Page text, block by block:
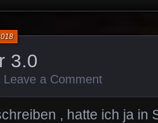
3.0
Leave a Comment
, hatte ich ja in